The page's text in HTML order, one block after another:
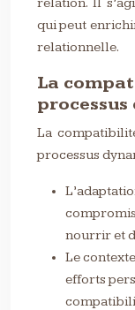
relation. Il
qui peut
relationnelle.
La
La
processus
nourrir et
Le
efforts